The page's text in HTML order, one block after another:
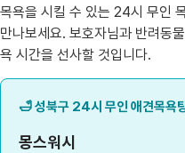
목욕을 시킬 수 있는 24시 무인
만나보세요. 보호자님과 반려동
욕 시간을 선사할 것입니다.
🛁 성북구 24시 무인 애견목욕
몽스워시